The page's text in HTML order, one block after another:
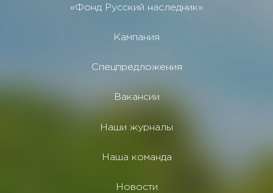
«Фонд Русский наследник»
Кампания
Спецпредложения
Вакансии
Наши журналы
Наша команда
Новости